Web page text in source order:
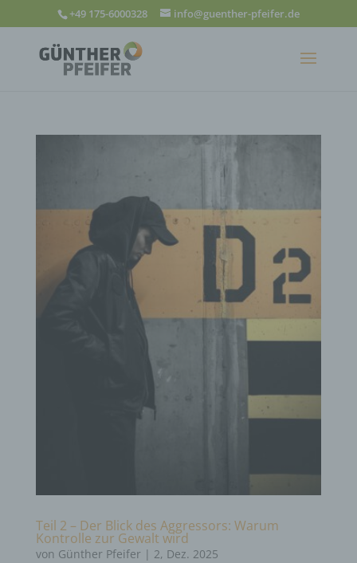
+49 175-6000328 info@guenther-pfeifer.de
Teil 2 – Der Blick des Aggressors: Warum
Kontrolle zur Gewalt wird
von Günther Pfeifer| 2, Dez. 2025